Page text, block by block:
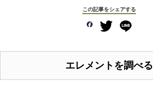
この記事をシェアする
エレメントを調べる